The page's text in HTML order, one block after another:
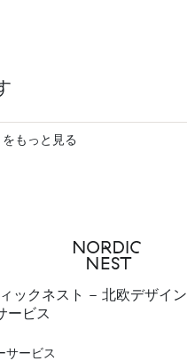
もっと見る
ックネスト - 北欧デザイ
ービス
サービス